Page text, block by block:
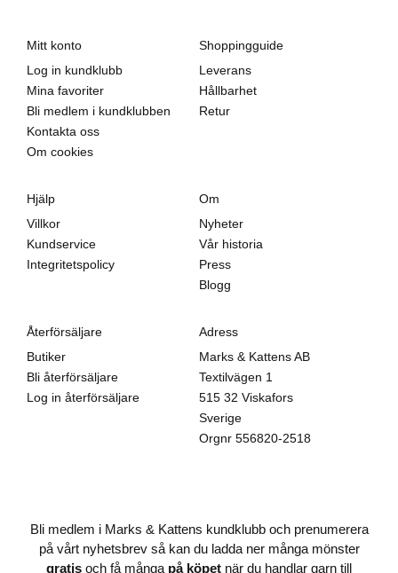
Mitt konto
Log in kundklubb
Mina favoriter
Bli medlem i kundklubben
Kontakta oss
Om cookies
Shoppingguide
Leverans
Hållbarhet
Retur
Hjälp
Villkor
Kundservice
Integritetspolicy
Om
Nyheter
Vår historia
Press
Blogg
Återförsäljare
Butiker
Bli återförsäljare
Log in återförsäljare
Adress
Marks & Kattens AB
Textilvägen 1
515 32 Viskafors
Sverige
Orgnr 556820-2518
Bli medlem i Marks & Kattens kundklubb och prenumerera
på vårt nyhetsbrev så kan du ladda ner många mönster
gratis och få många på köpet när du handlar garn till